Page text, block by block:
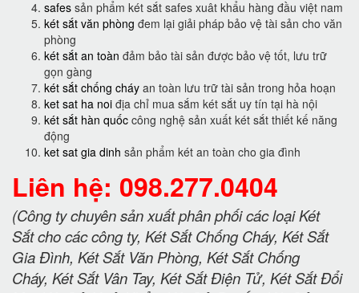
safes sản phẩm két sắt safes xuât khẩu hàng đầu việt nam
két sắt văn phòng đem lại giải pháp bảo vệ tài sản cho văn
phòng
két sắt an toàn đảm bảo tài sản được bảo vệ tốt, lưu trữ
gọn gàng
két sắt chống cháy an toàn lưu trữ tài sản trong hỏa hoạn
ket sat ha noi địa chỉ mua sắm két sắt uy tín tại hà nội
két sắt hàn quốc công nghệ sản xuất két sắt thiết kế năng
động
ket sat gia dinh sản phẩm két an toàn cho gia đình
Liên hệ: 098.277.0404
(Công ty chuyên sản xuất phân phối các loại Két
Sắt cho các công ty, Két Sắt Chống Cháy, Két Sắt
Gia Đình, Két Sắt Văn Phòng, Két Sắt Chống
Cháy, Két Sắt Vân Tay, Két Sắt Điện Tử, Két Sắt Đổi